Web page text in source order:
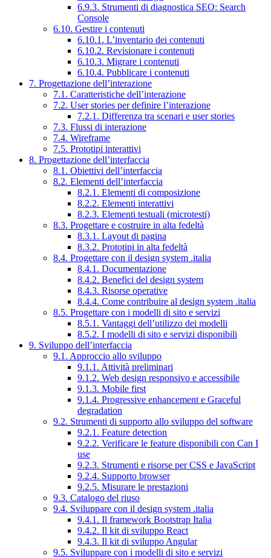
6.9.3. Strumenti di diagnostica SEO: Search
Console
6.10. Gestire i contenuti
6.10.1. L’inventario dei contenuti
6.10.2. Revisionare i contenuti
6.10.3. Migrare i contenuti
6.10.4. Pubblicare i contenuti
7. Progettazione dell’interazione
7.1. Caratteristiche dell’interazione
7.2. User stories per definire l’interazione
7.2.1. Differenza tra scenari e user stories
7.3. Flussi di interazione
7.4. Wireframe
7.5. Prototipi interattivi
8. Progettazione dell’interfaccia
8.1. Obiettivi dell’interfaccia
8.2. Elementi dell’interfaccia
8.2.1. Elementi di composizione
8.2.2. Elementi interattivi
8.2.3. Elementi testuali (microtesti)
8.3. Progettare e costruire in alta fedeltà
8.3.1. Layout di pagina
8.3.2. Prototipi in alta fedeltà
8.4. Progettare con il design system .italia
8.4.1. Documentazione
8.4.2. Benefici del design system
8.4.3. Risorse operative
8.4.4. Come contribuire al design system .italia
8.5. Progettare con i modelli di sito e servizi
8.5.1. Vantaggi dell’utilizzo dei modelli
8.5.2. I modelli di sito e servizi disponibili
9. Sviluppo dell’interfaccia
9.1. Approccio allo sviluppo
9.1.1. Attività preliminari
9.1.2. Web design responsivo e accessibile
9.1.3. Mobile first
9.1.4. Progressive enhancement e Graceful
degradation
9.2. Strumenti di supporto allo sviluppo del software
9.2.1. Feature detection
9.2.2. Verificare le feature disponibili con Can I
use
9.2.3. Strumenti e risorse per CSS e JavaScript
9.2.4. Supporto browser
9.2.5. Misurare le prestazioni
9.3. Catalogo del riuso
9.4. Sviluppare con il design system .italia
9.4.1. Il framework Bootstrap Italia
9.4.2. Il kit di sviluppo React
9.4.3. Il kit di sviluppo Angular
9.5. Sviluppare con i modelli di sito e servizi